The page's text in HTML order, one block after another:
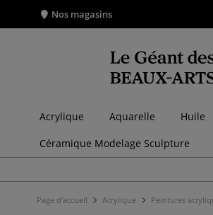
Nos magasins
Acrylique Aquarelle Huile
Céramique Modelage Sculpture
Page d'accueil Acrylique Peintures